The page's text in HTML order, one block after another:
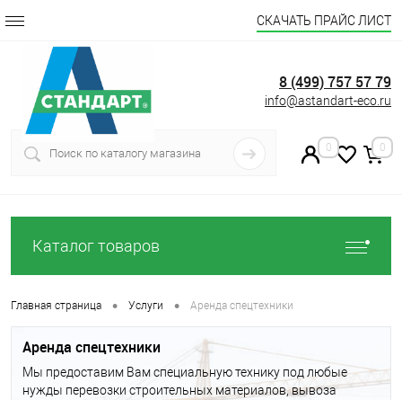
СКАЧАТЬ ПРАЙС ЛИСТ
8 (499) 757 57 79
info@astandart-eco.ru
0 0
Каталог товаров
Главная страница • Услуги • Аренда спецтехники
Аренда спецтехники
Мы предоставим Вам специальную технику под любые
нужды перевозки строительных материалов, вывоза